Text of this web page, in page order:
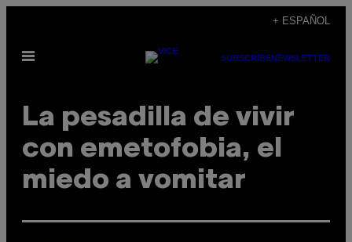
contenido
+ ESPAÑOL
Abrir
SUBSCRIBENEWSLETTER
La pesadilla de vivir
con emetofobia, el
miedo a vomitar